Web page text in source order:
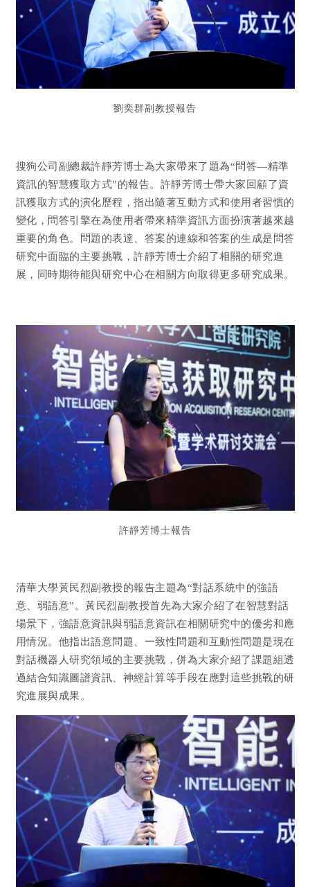
劉奕群副教授報告
搜狗公司副總裁許靜芳博士為大家帶來了題為“問答—精準
資訊的智慧獲取方式”的報告。許靜芳博士帶大家回顧了資
訊獲取方式的演化歷程，指出隨著互動方式和使用者習慣的
變化，問答引擎在為使用者帶來精準資訊方面扮演著越來越
重要的角色。問題的表達、答案的連線和答案的生成是問答
研究中面臨的主要挑戰，許靜芳博士介紹了相關的研究進
展，同時期待能與研究中心在相關方向取得更多研究成果。
許靜芳博士報告
清華大學黃民烈副教授的報告主題為“對話系統中的強語
意、弱語意”。黃民烈副教授首先為大家介紹了在智慧對話
場景下，強語意資訊與弱語意資訊在相關研究中的優劣和應
用情況。他指出語意問題、一致性問題和互動性問題是現在
對話機器人研究領域的主要挑戰，併為大家介紹了課題組透
過結合知識圖譜資訊、神經計算等手段在應對這些挑戰的研
究進展與成果。